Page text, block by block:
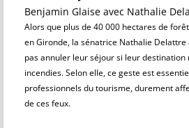
Benjamin Glaise avec Nathalie
Alors que plus de 40 000 hectares de
en Gironde, la sénatrice Nathalie
pas annuler leur séjour si leur
incendies. Selon elle, ce geste est
professionnels du tourisme, durement
de ces feux.